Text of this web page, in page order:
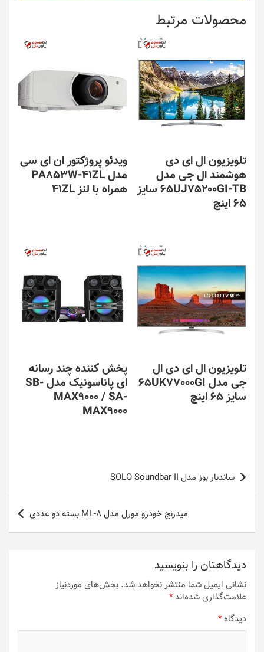
محصولات مرتبط
تلویزیون ال ای دی
هوشمند ال جی مدل
65UJ75200GI-TB سایز
65 اینچ
ویدئو پروژکتور ان ای سی
مدل PA853W-41ZL
همراه با لنز 41ZL
تلویزیون ال ای دی ال
جی مدل 65UK77000GI
سایز 65 اینچ
پخش کننده چند رسانه
ای پاناسونیک مدل SB-
MAX9000 / SA-
MAX9000
راهبری
نوشته
ساندبار بوز مدل SOLO Soundbar II
میدرنج خودرو مورل مدل ML-8 بسته دو عددی
دیدگاهتان را بنویسید
نشانی ایمیل شما منتشر نخواهد شد. بخش‌های موردنیاز
علامت‌گذاری شده‌اند*
دیدگاه*